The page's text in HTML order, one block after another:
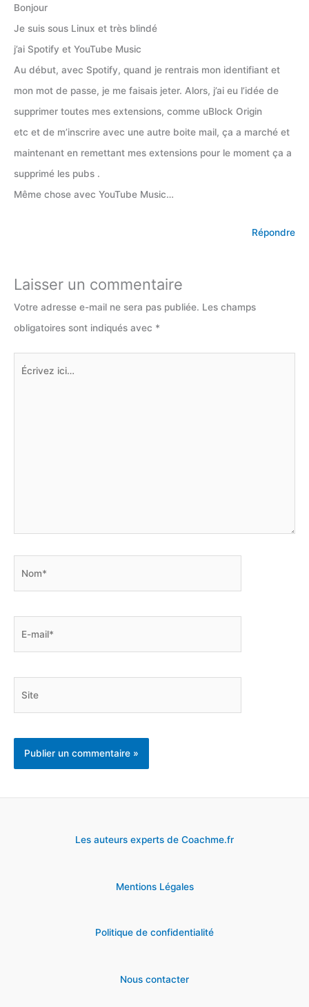
Bonjour
Je suis sous Linux et très blindé
j’ai Spotify et YouTube Music
Au début, avec Spotify, quand je rentrais mon identifiant et
mon mot de passe, je me faisais jeter. Alors, j’ai eu l’idée de
supprimer toutes mes extensions, comme uBlock Origin
etc et de m’inscrire avec une autre boite mail, ça a marché et
maintenant en remettant mes extensions pour le moment ça a
supprimé les pubs .
Même chose avec YouTube Music…
Répondre
Laisser un commentaire
Votre adresse e-mail ne sera pas publiée. Les champs
obligatoires sont indiqués avec *
Les auteurs experts de Coachme.fr
Mentions Légales
Politique de confidentialité
Nous contacter